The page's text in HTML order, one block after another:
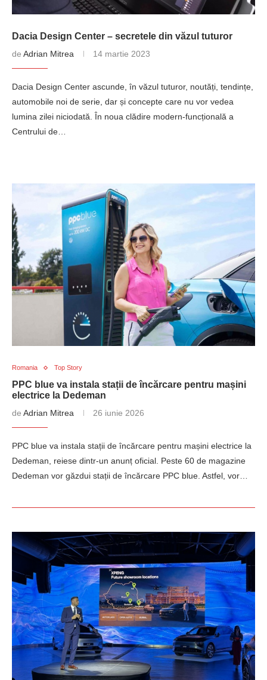
Dacia Design Center – secretele din văzul tuturor
de Adrian Mitrea 14 martie 2023
Dacia Design Center ascunde, în văzul tuturor, noutăți, tendințe,
automobile noi de serie, dar și concepte care nu vor vedea
lumina zilei niciodată. În noua clădire modern-funcțională a
Centrului de…
Romania Top Story
PPC blue va instala stații de încărcare pentru mașini
electrice la Dedeman
de Adrian Mitrea 26 iunie 2026
PPC blue va instala stații de încărcare pentru mașini electrice la
Dedeman, reiese dintr-un anunț oficial. Peste 60 de magazine
Dedeman vor găzdui stații de încărcare PPC blue. Astfel, vor…